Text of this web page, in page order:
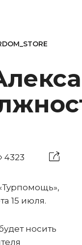
4323
15 июля.
носить